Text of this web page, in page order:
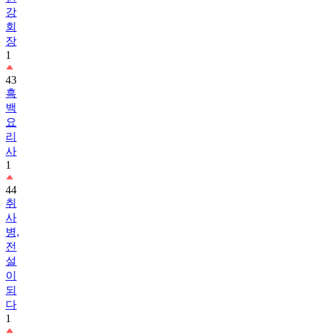
강
회
장
1
43
흑
백
요
리
사
1
44
취
사
병,
전
설
이
되
다
1